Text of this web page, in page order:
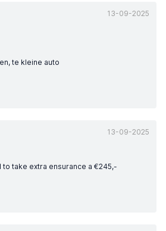
13-09-2025
te kleine auto
13-09-2025
take extra ensurance a €245,-